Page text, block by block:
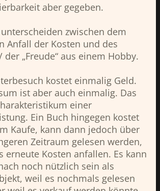
aber gegeben.
unterscheiden zwischen dem
Anfall der Kosten und des
der „Freude“ aus einem Hobby.
kostet einmalig Geld.
ist aber auch einmalig. Das
einer
Ein Buch hingegen kostet
Kaufe, kann dann jedoch über
Zeitraum gelesen werden,
erneute Kosten anfallen. Es kann
noch nützlich sein als
weil es nochmals gelesen